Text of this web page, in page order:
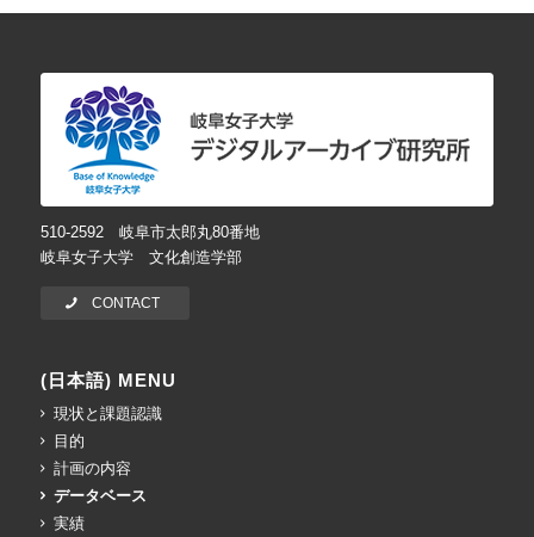
510-2592 岐阜市太郎丸80番地
岐阜女子大学 文化創造学部
CONTACT
(日本語) MENU
現状と課題認識
目的
計画の内容
データベース
実績